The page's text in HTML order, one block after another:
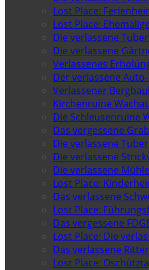
Lost Place:
Lost Place:
Die verlassene
Die verlassene
Verlassenes
Der verlassene
Verlassener
Kirchenruine
Die Schleusenruine
Das vergessene Grab
Die verlassene
Die verlassene
Die verlassene Mühle
Lost Place:
Das verlassene
Lost Place:
Das vergessene
Lost Place: Die
Das verlassene
Lost Place: